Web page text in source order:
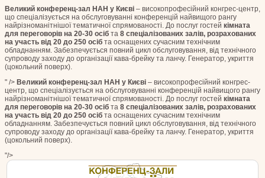
Великий конференц-зал НАН у Києві – високопрофесійний конгрес-центр,
що спеціалізується на обслуговуванні конференцій найвищого рангу
найрізноманітнішої тематичної спрямованості. До послуг гостей кімната
для переговорів на 20-30 осіб та 8 спеціалізованих залів, розрахованих
на участь від 20 до 250 осіб та оснащених сучасним технічним
обладнанням. Забезпечується повний цикл обслуговування, від технічного
супроводу заходу до організації кава-брейку та ланчу. Генератор, укриття
(цокольний поверх).
" /> Великий конференц-зал НАН у Києві – високопрофесійний конгрес-
центр, що спеціалізується на обслуговуванні конференцій найвищого рангу
найрізноманітнішої тематичної спрямованості. До послуг гостей кімната
для переговорів на 20-30 осіб та 8 спеціалізованих залів, розрахованих
на участь від 20 до 250 осіб та оснащених сучасним технічним
обладнанням. Забезпечується повний цикл обслуговування, від технічного
супроводу заходу до організації кава-брейку та ланчу. Генератор, укриття
(цокольний поверх).
"/>